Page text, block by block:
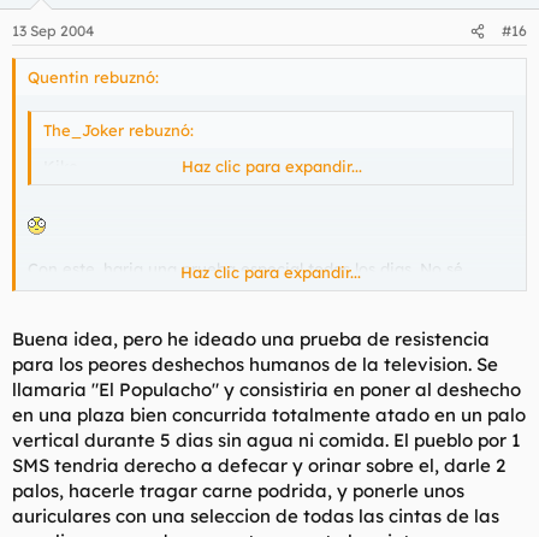
13 Sep 2004 #16
Quentin rebuznó:
The_Joker rebuznó:
Haz clic para expandir...
Con este, haria una prueba especial todos los dias. No sé,
acertar con una daga entre los ojos, o prenderle fuego la ropa
de la historia de la televisión.
Haz clic para expandir...
Buena idea, pero he ideado una prueba de resistencia
para los peores deshechos humanos de la television. Se
llamaria "El Populacho" y consistiria en poner al deshecho
en una plaza bien concurrida totalmente atado en un palo
vertical durante 5 dias sin agua ni comida. El pueblo por 1
SMS tendria derecho a defecar y orinar sobre el, darle 2
palos, hacerle tragar carne podrida, y ponerle unos
auriculares con una seleccion de todas las cintas de las